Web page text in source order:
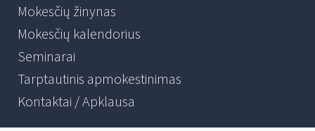
Mokesčių žinynas
Mokesčių kalendorius
Seminarai
Tarptautinis apmokestinimas
Kontaktai / Apklausa